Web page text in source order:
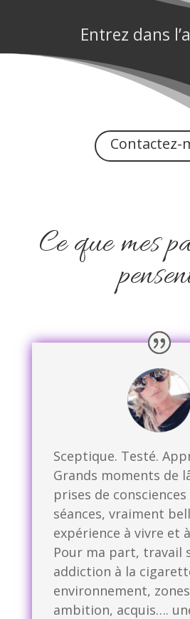
Entrez dans
Contactez-
Ce que mes
Sceptique. Testé.
Grands moments de
prises de
séances, vraiment
expérience à vivre et
Pour ma part, travail
addiction à la
environnement,
ambition, acquis….